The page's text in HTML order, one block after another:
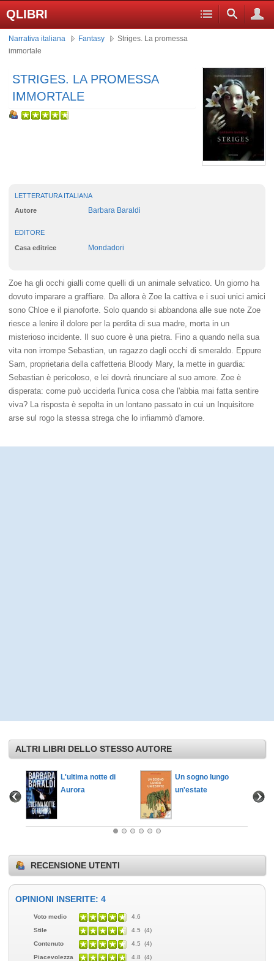
QLIBRI
Narrativa italiana Fantasy
Striges. La promessa
immortale
STRIGES. LA PROMESSA
IMMORTALE
LETTERATURA ITALIANA
Autore Barbara Baraldi
EDITORE
Casa editrice Mondadori
Zoe ha gli occhi gialli come quelli di un animale selvatico. Un giorno ha
dovuto imparare a graffiare. Da allora è Zoe la cattiva e i suoi unici amici
sono Chloe e il pianoforte. Solo quando si abbandona alle sue note Zoe
riesce a lenire il dolore per la perdita di sua madre, morta in un
misterioso incidente. Il suo cuore è una pietra. Fino a quando nella sua
vita non irrompe Sebastian, un ragazzo dagli occhi di smeraldo. Eppure
Sam, proprietaria della caffetteria Bloody Mary, la mette in guardia:
Sebastian è pericoloso, e lei dovrà rinunciare al suo amore. Zoe è
disperata: come può ucciderla l'unica cosa che l'abbia mai fatta sentire
viva? La risposta è sepolta in un lontano passato in cui un Inquisitore
arse sul rogo la stessa strega che lo infiammò d'amore.
ALTRI LIBRI DELLO STESSO AUTORE
L'ultima notte di
Aurora
Un sogno lungo
un'estate
RECENSIONE UTENTI
OPINIONI INSERITE: 4
Voto medio
4.6
Stile
4.5 (4)
Contenuto
4.5 (4)
Piacevolezza
4.8 (4)